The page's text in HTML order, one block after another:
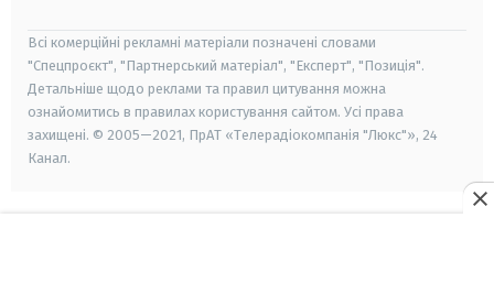
Всі комерційні рекламні матеріали позначені словами
"Спецпроєкт", "Партнерський матеріал", "Експерт", "Позиція".
Детальніше щодо реклами та правил цитування можна
ознайомитись в правилах користування сайтом. Усі права
захищені. © 2005—2021, ПрАТ «Телерадіокомпанія "Люкс"», 24
Канал.